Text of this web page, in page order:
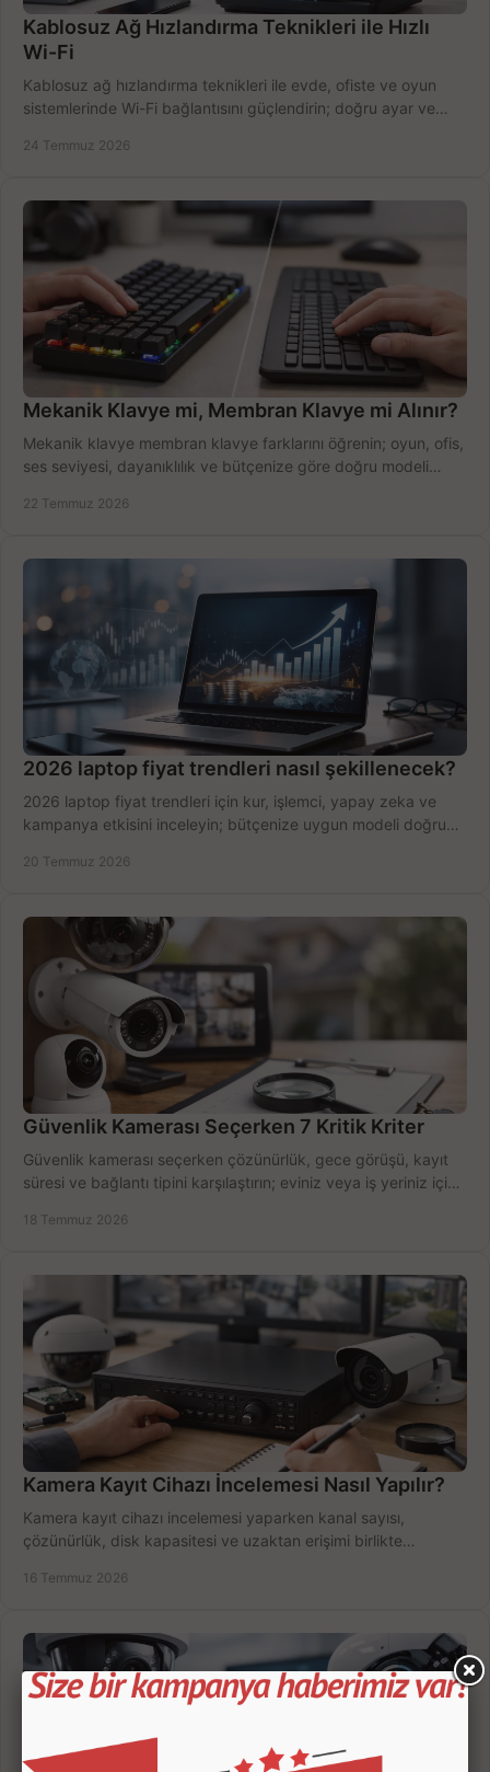
Kablosuz Ağ Hızlandırma Teknikleri ile Hızlı
Wi-Fi
Kablosuz ağ hızlandırma teknikleri ile evde, ofiste ve oyun
sistemlerinde Wi-Fi bağlantısını güçlendirin; doğru ayar ve
24 Temmuz 2026
Mekanik Klavye mi, Membran Klavye mi Alınır?
Mekanik klavye membran klavye farklarını öğrenin; oyun, ofis,
ses seviyesi, dayanıklılık ve bütçenize göre doğru modeli
22 Temmuz 2026
2026 laptop fiyat trendleri nasıl şekillenecek?
2026 laptop fiyat trendleri için kur, işlemci, yapay zeka ve
kampanya etkisini inceleyin; bütçenize uygun modeli doğru
20 Temmuz 2026
Güvenlik Kamerası Seçerken 7 Kritik Kriter
Güvenlik kamerası seçerken çözünürlük, gece görüşü, kayıt
süresi ve bağlantı tipini karşılaştırın; eviniz veya iş yeriniz için
18 Temmuz 2026
Kamera Kayıt Cihazı İncelemesi Nasıl Yapılır?
Kamera kayıt cihazı incelemesi yaparken kanal sayısı,
çözünürlük, disk kapasitesi ve uzaktan erişimi birlikte
16 Temmuz 2026